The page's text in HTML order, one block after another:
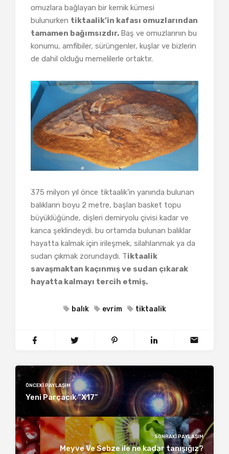
omuzlara bağlayan bir kemik kümesi
bulunurken tiktaalik’in kafası omuzlarından
tamamen bağımsızdır. Baş ve omuzlarının bu
konumu, amfibiler, sürüngenler, kuşlar ve bizlerin
de dahil olduğu memelilerle ortaktır.
375 milyon yıl önce tiktaalik’in yanında bulunan
balıkların boyu 2 metre, başları basket topu
büyüklüğünde, dişleri demiryolu çivisi kadar ve
kanca şeklindeydi. bu ortamda bulunan balıklar
hayatta kalmak için irileşmek, silahlanmak ya da
sudan çıkmak zorundaydı. Tiktaalik
savaşmaktan kaçınmış ve sudan çıkarak
hayatta kalmayı tercih etmiş.
balık evrim tiktaalik
ÖNCEKI PAYLAŞIM
Yeni Parçacık “X17”
SONRAKI PAYLAŞIM
Meyve Ve Sebze ile ne kadar tanışığız?